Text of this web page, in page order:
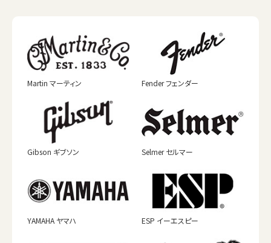
Martin マーティン Fender フェンダー
Gibson ギブソン Selmer セルマー
YAMAHA ヤマハ ESP イーエスピー